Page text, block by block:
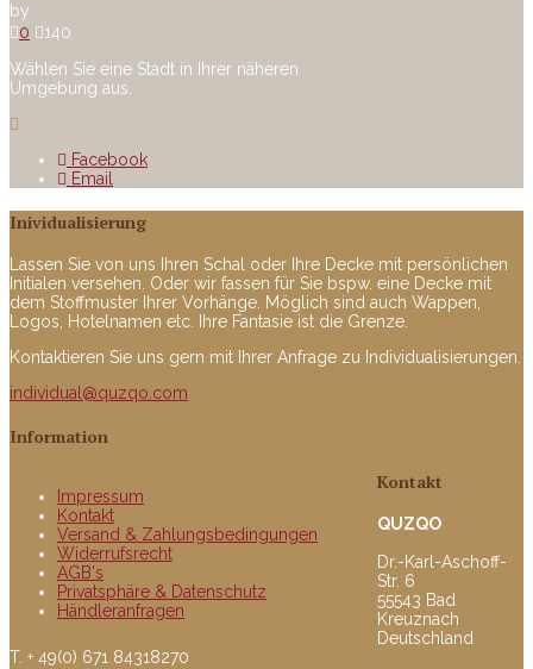
by
0
140
Wählen Sie eine Stadt in Ihrer näheren
Umgebung aus.
Facebook
Email
Inividualisierung
Lassen Sie von uns Ihren Schal oder Ihre Decke mit persönlichen
Initialen versehen. Oder wir fassen für Sie bspw. eine Decke mit
dem Stoffmuster Ihrer Vorhänge. Möglich sind auch Wappen,
Logos, Hotelnamen etc. Ihre Fantasie ist die Grenze.
Kontaktieren Sie uns gern mit Ihrer Anfrage zu Individualisierungen.
individual@quzqo.com
Information
Impressum
Kontakt
Versand & Zahlungsbedingungen
Widerrufsrecht
AGB's
Privatsphäre & Datenschutz
Händleranfragen
Kontakt
QUZQO
Dr.-Karl-Aschoff-
Str. 6
55543 Bad
Kreuznach
Deutschland
T. + 49(0) 671 84318270